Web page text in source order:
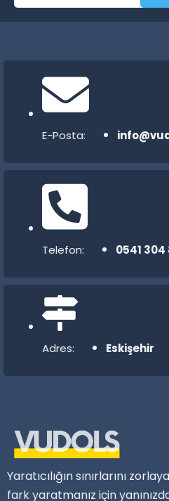
E-Posta:
Telefon: 0541 304
Adres: Eskişehir
Yaratıcılığın sınırlarını
fark yaratmanız için